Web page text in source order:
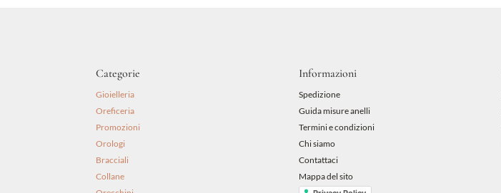
Categorie
Gioielleria
Oreficeria
Promozioni
Orologi
Bracciali
Collane
Informazioni
Spedizione
Guida misure anelli
Termini e condizioni
Chi siamo
Contattaci
Mappa del sito